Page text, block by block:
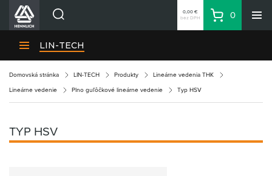
Divízie HENNLICH
Kariéra
Kontakty
0,00 €
bez DPH
Košík
0
LIN-TECH
Domovská stránka LIN-TECH Produkty Lineárne vedenia THK
Lineárne vedenie Plno guľôčkové lineárne vedenie Typ HSV
TYP HSV